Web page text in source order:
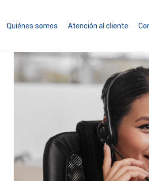
Quiénes somos Atención al cliente